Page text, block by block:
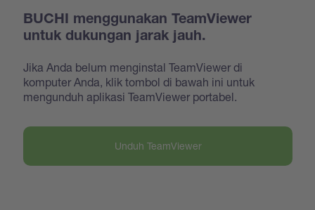
BUCHI menggunakan TeamViewer
untuk dukungan jarak jauh.
Jika Anda belum menginstal TeamViewer di
komputer Anda, klik tombol di bawah ini untuk
mengunduh aplikasi TeamViewer portabel.
Unduh TeamViewer